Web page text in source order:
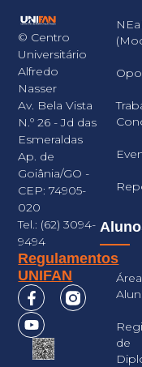
© Centro
Universitário
Alfredo
Nasser
Av. Bela Vista
N.º 26 - Jd das
Esmeraldas
Ap. de
Goiânia/GO -
CEP: 74905-
020
Tel.: (62) 3094-
9494
Regulamentos
UNIFAN
de